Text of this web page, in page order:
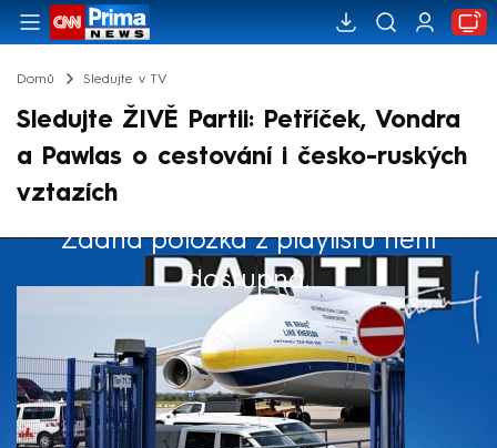
Domů Sledujte v TV
Sledujte ŽIVĚ Partii: Petříček, Vondra
a Pawlas o cestování i česko-ruských
vztazích
Žádná položka z playlistu není
dostupná.
Výběr redakce